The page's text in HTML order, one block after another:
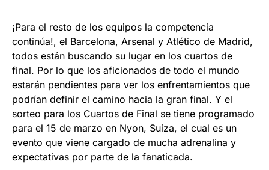
¡Para el resto de los equipos la competencia
continúa!, el Barcelona, Arsenal y Atlético de Madrid,
todos están buscando su lugar en los cuartos de
final. Por lo que los aficionados de todo el mundo
estarán pendientes para ver los enfrentamientos que
podrían definir el camino hacia la gran final. Y el
sorteo para los Cuartos de Final se tiene programado
para el 15 de marzo en Nyon, Suiza, el cual es un
evento que viene cargado de mucha adrenalina y
expectativas por parte de la fanaticada.